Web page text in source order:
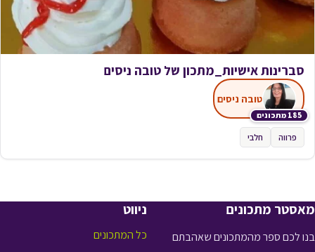
סברינות אישיות_מתכון של טובה ניסים
185 מתכונים
טובה ניסים
פרווה חלבי
מאסטר מתכונים
בנו לכם ספר מהמתכונים שאהבתם
ניווט
כל המתכונים